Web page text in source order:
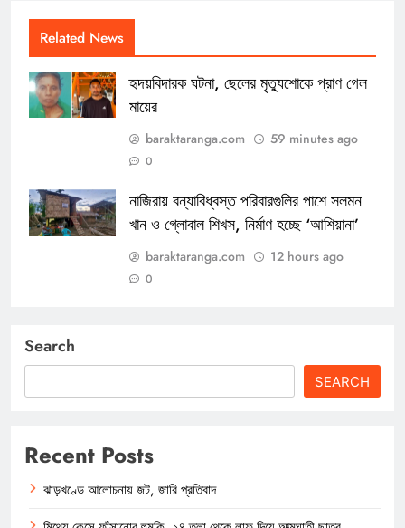
Related News
হৃদয়বিদারক ঘটনা, ছেলের মৃত্যুশোকে প্রাণ গেল
মায়ের
baraktaranga.com 59 minutes ago
0
নাজিরায় বন্যাবিধ্বস্ত পরিবারগুলির পাশে সলমন
খান ও গ্লোবাল শিখস, নির্মাণ হচ্ছে ‘আশিয়ানা’
baraktaranga.com 12 hours ago
0
Search
SEARCH
Recent Posts
ঝাড়খণ্ডে আলোচনায় জট, জারি প্রতিবাদ